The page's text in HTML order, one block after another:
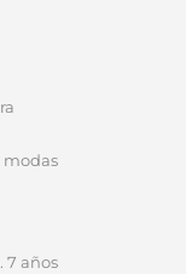
modas
7 años